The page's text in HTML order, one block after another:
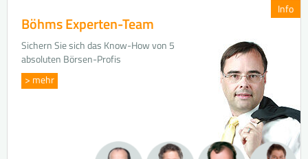
Info
Böhms Experten-Team
Sichern Sie sich das Know-How von 5
absoluten Börsen-Profis
> mehr